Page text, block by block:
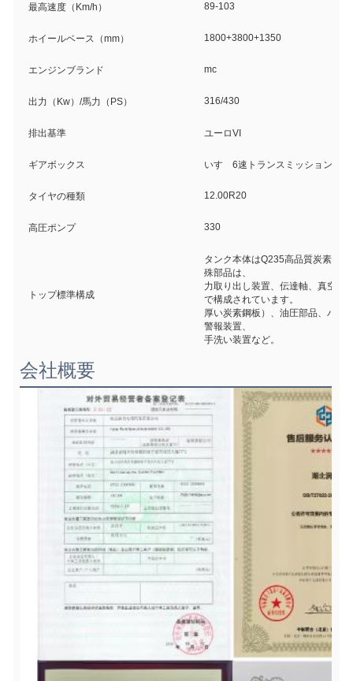
最高速度（Km/h） 89-103
ホイールベース（mm） 1800+3800+1350
エンジンブランド mc
出力（Kw）/馬力（PS） 316/430
排出基準 ユーロVI
ギアボックス いすゞ6速トランスミッション
タイヤの種類 12.00R20
高圧ポンプ 330
トップ標準構成
タンク本体はQ235高品質炭素鋼
殊部品は、
力取り出し装置、伝達軸、真空吸
で構成されています。
厚い炭素鋼板）、油圧部品、パイ
警報装置、
手洗い装置など。
会社概要